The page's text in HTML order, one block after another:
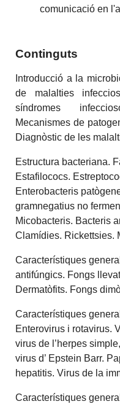
comunicació en
Continguts
Introducció a la
de malalties
síndromes
Mecanismes de
Diagnòstic de les
Estructura bacteriana.
Estafilococs.
Enterobacteris
gramnegatius no
Micobacteris. Bacteris
Clamídies. Rickettsies.
Característiques
antifúngics. Fongs
Dermatòfits. Fongs
Característiques
Enterovirus i rotavirus.
virus de l’herpes
virus d’ Epstein Barr.
hepatitis. Virus de la
Característiques